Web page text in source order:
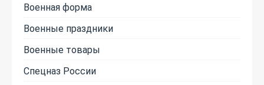
Военная форма
Военные праздники
Военные товары
Спецназ России